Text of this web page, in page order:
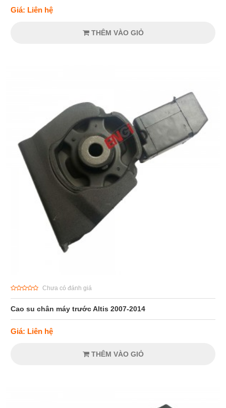
Giá: Liên hệ
THÊM VÀO GIỎ
Chưa có đánh giá
Cao su chân máy trước Altis 2007-2014
Giá: Liên hệ
THÊM VÀO GIỎ